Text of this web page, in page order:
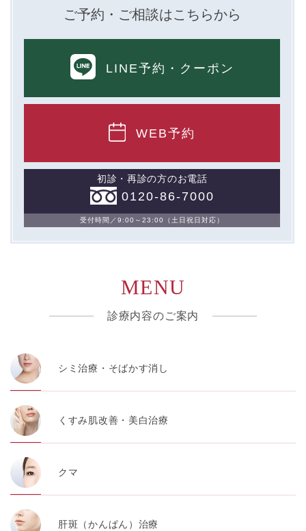
ご予約・ご相談はこちらから
LINE予約 ・クーポン
WEB予約
初診・再診の方のお電話
0120-86-7000
受付時間／9:00～23:00（土日祝日対応）
MENU
診療内容のご案内
シミ治療・そばかす消し
くすみ肌改善・美白治療
クマ
肝斑（かんぱん）治療